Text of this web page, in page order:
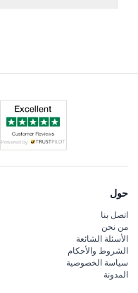
حول
اتصل بنا
من نحن
الأسئلة الشائعة
الشروط والأحكام
سياسة الخصوصية
المدونة